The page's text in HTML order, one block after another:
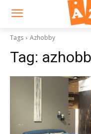
Tags Azhobby
Tag: